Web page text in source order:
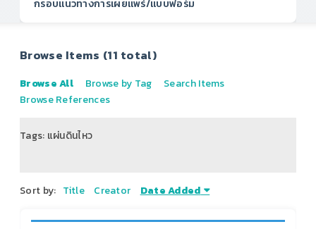
กรอบแนวทางการเผยแพร่/แบบฟอร์ม
Browse Items (11 total)
Browse All Browse by Tag
Search Items
Browse References
Tags: แผ่นดินไหว
of 2
Sort by: Title Creator Date Added